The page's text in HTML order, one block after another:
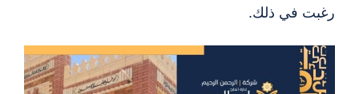
رغبت في ذلك.